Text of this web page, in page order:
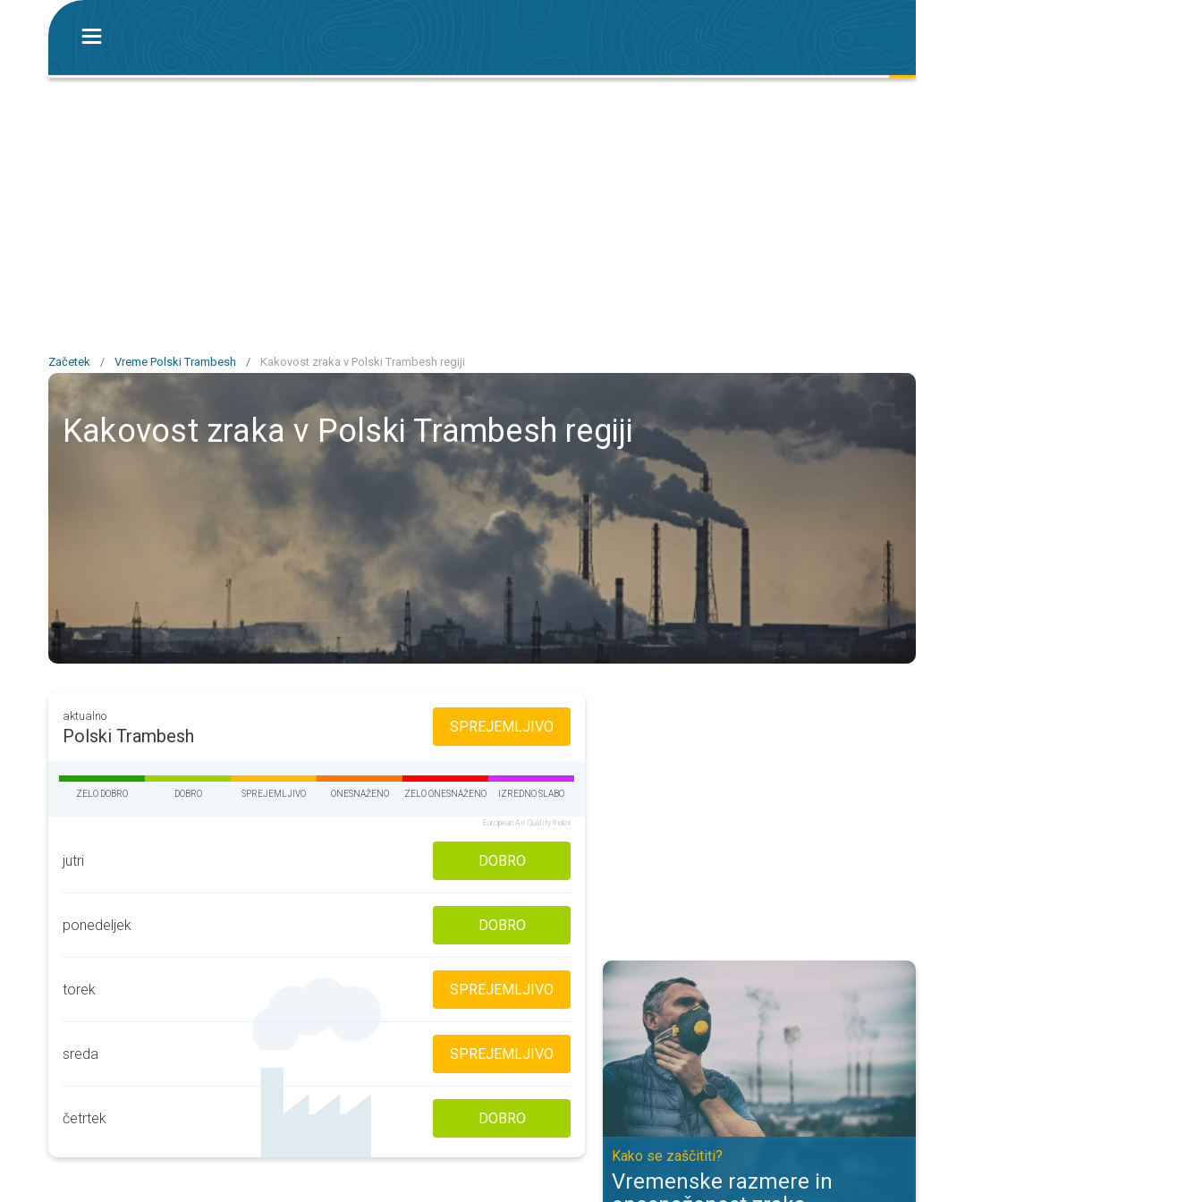
Začetek / Vreme Polski Trambesh / Kakovost zraka v Polski Trambesh regiji
Kakovost zraka v Polski Trambesh regiji
aktualno
Polski Trambesh SPREJEMLJIVO
ZELO DOBRO DOBRO SPREJEMLJIVO ONESNAŽENO ZELO ONESNAŽENO IZREDNO SLABO
European Air Quality Index
jutri DOBRO
ponedeljek DOBRO
torek SPREJEMLJIVO
sreda SPREJEMLJIVO
četrtek DOBRO
Vremenske razmere in onesnaženost zraka. Kako se zaščititi?. . .
Kako se zaščititi?
Vremenske razmere in